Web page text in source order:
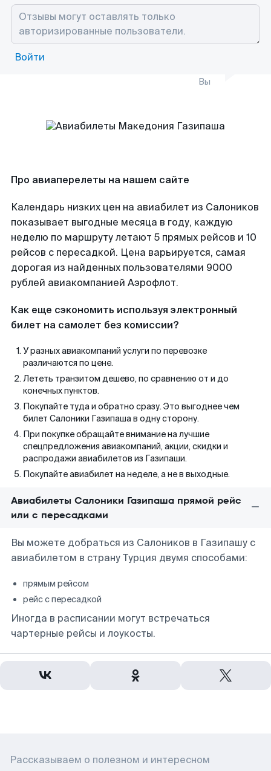
Войти
Вы
Про авиаперелеты на нашем сайте
Календарь низких цен на авиабилет из Салоников
показывает выгодные месяца в году, каждую
неделю по маршруту летают 5 прямых рейсов и 10
рейсов с пересадкой. Цена варьируется, самая
дорогая из найденных пользователями 9000
рублей авиакомпанией Аэрофлот.
Как еще сэкономить используя электронный
билет на самолет без комиссии?
У разных авиакомпаний услуги по перевозке
различаются по цене.
Лететь транзитом дешево, по сравнению от и до
конечных пунктов.
Покупайте туда и обратно сразу. Это выгоднее чем
билет Салоники Газипаша в одну сторону.
При покупке обращайте внимание на лучшие
спецпредложения авиакомпаний, акции, скидки и
распродажи авиабилетов из Газипаши.
Покупайте авиабилет на неделе, а не в выходные.
Авиабилеты Салоники Газипаша прямой рейс
или с пересадками
Вы можете добраться из Салоников в Газипашу с
авиабилетом в страну Турция двумя способами:
прямым рейсом
рейс с пересадкой
Иногда в расписании могут встречаться
чартерные рейсы и лоукосты.
Рассказываем о полезном и интересном